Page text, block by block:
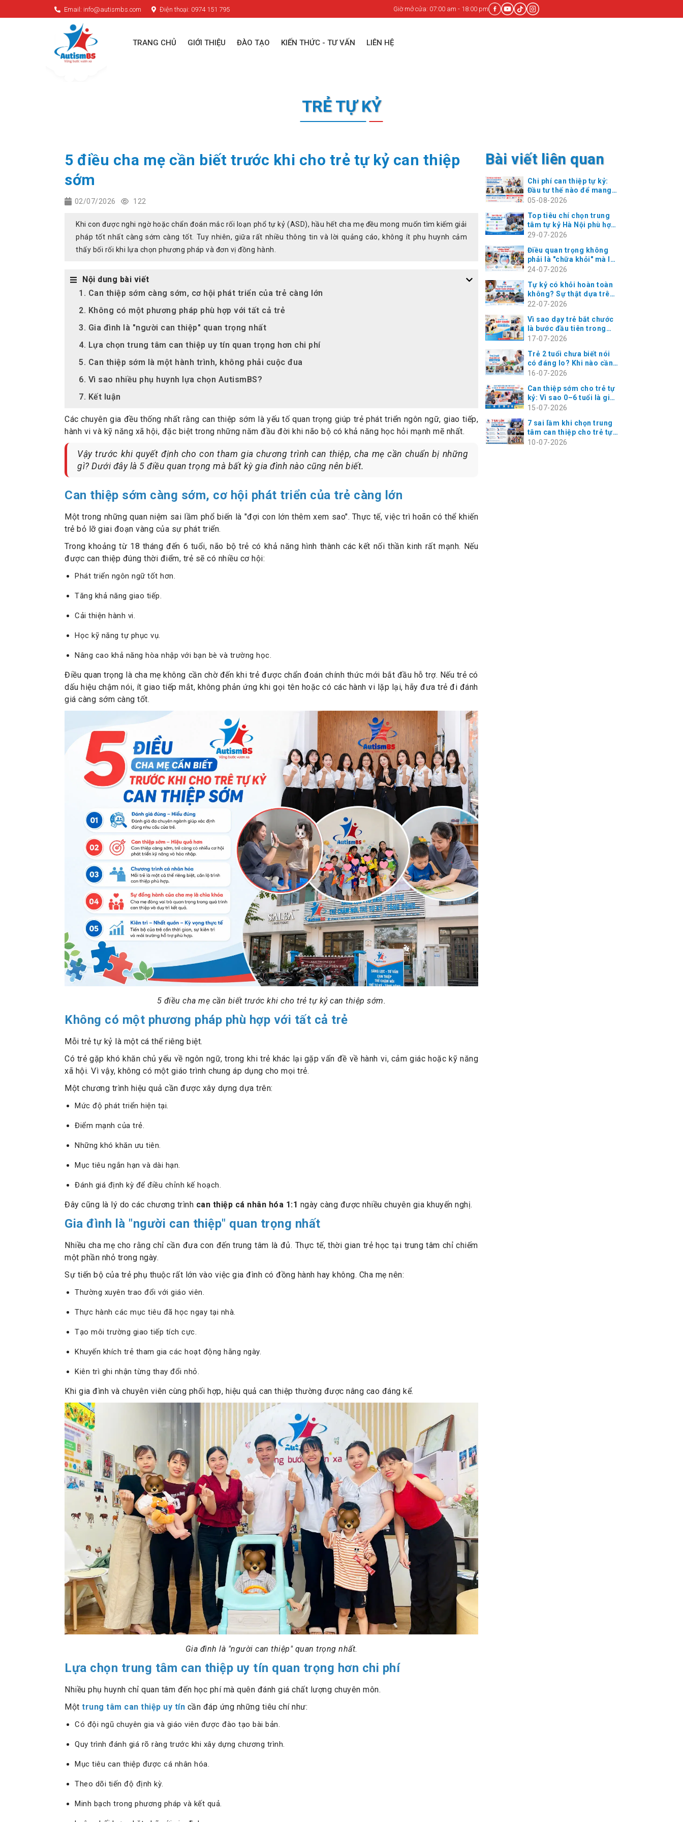
Email: info@autismbs.com Điện thoại: 0974 151 795 Giờ mở cửa: 07:00 am - 18:00 pm
TRANG CHỦ GIỚI THIỆU ĐÀO TẠO KIẾN THỨC - TƯ VẤN LIÊN HỆ
TRẺ TỰ KỶ
5 điều cha mẹ cần biết trước khi cho trẻ tự kỷ can thiệp
sớm
02/07/2026 122
Khi con được nghi ngờ hoặc chẩn đoán mắc rối loạn phổ tự kỷ (ASD), hầu hết cha mẹ đều mong muốn tìm kiếm giải
pháp tốt nhất càng sớm càng tốt. Tuy nhiên, giữa rất nhiều thông tin và lời quảng cáo, không ít phụ huynh cảm
thấy bối rối khi lựa chọn phương pháp và đơn vị đồng hành.
Nội dung bài viết
1. Can thiệp sớm càng sớm, cơ hội phát triển của trẻ càng lớn
2. Không có một phương pháp phù hợp với tất cả trẻ
3. Gia đình là "người can thiệp" quan trọng nhất
4. Lựa chọn trung tâm can thiệp uy tín quan trọng hơn chi phí
5. Can thiệp sớm là một hành trình, không phải cuộc đua
6. Vì sao nhiều phụ huynh lựa chọn AutismBS?
7. Kết luận
Các chuyên gia đều thống nhất rằng can thiệp sớm là yếu tố quan trọng giúp trẻ phát triển ngôn ngữ, giao tiếp,
hành vi và kỹ năng xã hội, đặc biệt trong những năm đầu đời khi não bộ có khả năng học hỏi mạnh mẽ nhất.
Vậy trước khi quyết định cho con tham gia chương trình can thiệp, cha mẹ cần chuẩn bị những
gì? Dưới đây là 5 điều quan trọng mà bất kỳ gia đình nào cũng nên biết.
Can thiệp sớm càng sớm, cơ hội phát triển của trẻ càng lớn
Một trong những quan niệm sai lầm phổ biến là "đợi con lớn thêm xem sao". Thực tế, việc trì hoãn có thể khiến
trẻ bỏ lỡ giai đoạn vàng của sự phát triển.
Trong khoảng từ 18 tháng đến 6 tuổi, não bộ trẻ có khả năng hình thành các kết nối thần kinh rất mạnh. Nếu
được can thiệp đúng thời điểm, trẻ sẽ có nhiều cơ hội:
Phát triển ngôn ngữ tốt hơn.
Tăng khả năng giao tiếp.
Cải thiện hành vi.
Học kỹ năng tự phục vụ.
Nâng cao khả năng hòa nhập với bạn bè và trường học.
Điều quan trọng là cha mẹ không cần chờ đến khi trẻ được chẩn đoán chính thức mới bắt đầu hỗ trợ. Nếu trẻ có
dấu hiệu chậm nói, ít giao tiếp mắt, không phản ứng khi gọi tên hoặc có các hành vi lặp lại, hãy đưa trẻ đi đánh
giá càng sớm càng tốt.
5 điều cha mẹ cần biết trước khi cho trẻ tự kỷ can thiệp sớm.
Không có một phương pháp phù hợp với tất cả trẻ
Mỗi trẻ tự kỷ là một cá thể riêng biệt.
Có trẻ gặp khó khăn chủ yếu về ngôn ngữ, trong khi trẻ khác lại gặp vấn đề về hành vi, cảm giác hoặc kỹ năng
xã hội. Vì vậy, không có một giáo trình chung áp dụng cho mọi trẻ.
Một chương trình hiệu quả cần được xây dựng dựa trên:
Mức độ phát triển hiện tại.
Điểm mạnh của trẻ.
Những khó khăn ưu tiên.
Mục tiêu ngắn hạn và dài hạn.
Đánh giá định kỳ để điều chỉnh kế hoạch.
Đây cũng là lý do các chương trình can thiệp cá nhân hóa 1:1 ngày càng được nhiều chuyên gia khuyến nghị.
Gia đình là "người can thiệp" quan trọng nhất
Nhiều cha mẹ cho rằng chỉ cần đưa con đến trung tâm là đủ. Thực tế, thời gian trẻ học tại trung tâm chỉ chiếm
một phần nhỏ trong ngày.
Sự tiến bộ của trẻ phụ thuộc rất lớn vào việc gia đình có đồng hành hay không. Cha mẹ nên:
Thường xuyên trao đổi với giáo viên.
Thực hành các mục tiêu đã học ngay tại nhà.
Tạo môi trường giao tiếp tích cực.
Khuyến khích trẻ tham gia các hoạt động hằng ngày.
Kiên trì ghi nhận từng thay đổi nhỏ.
Khi gia đình và chuyên viên cùng phối hợp, hiệu quả can thiệp thường được nâng cao đáng kể.
Gia đình là "người can thiệp" quan trọng nhất.
Lựa chọn trung tâm can thiệp uy tín quan trọng hơn chi phí
Nhiều phụ huynh chỉ quan tâm đến học phí mà quên đánh giá chất lượng chuyên môn.
Một trung tâm can thiệp uy tín cần đáp ứng những tiêu chí như:
Có đội ngũ chuyên gia và giáo viên được đào tạo bài bản.
Quy trình đánh giá rõ ràng trước khi xây dựng chương trình.
Mục tiêu can thiệp được cá nhân hóa.
Theo dõi tiến độ định kỳ.
Minh bạch trong phương pháp và kết quả.
Bài viết liên quan
Chi phí can thiệp tự kỷ:
Đầu tư thế nào để mang
lại hiệu quả cho trẻ?
05-08-2026
Top tiêu chí chọn trung
tâm tự kỷ Hà Nội phù hợp
cho trẻ
29-07-2026
Điều quan trọng không
phải là "chữa khỏi" mà là
can thiệp đúng thời điểm
24-07-2026
Tự kỷ có khỏi hoàn toàn
không? Sự thật dựa trên
bằng chứng khoa học
22-07-2026
Vì sao dạy trẻ bắt chước
là bước đầu tiên trong
can thiệp sớm?
17-07-2026
Trẻ 2 tuổi chưa biết nói
có đáng lo? Khi nào cần
can thiệp?
16-07-2026
Can thiệp sớm cho trẻ tự
kỷ: Vì sao 0–6 tuổi là giai
đoạn vàng?
15-07-2026
7 sai lầm khi chọn trung
tâm can thiệp cho trẻ tự
kỷ khiến cha mẹ tốn thời
10-07-2026